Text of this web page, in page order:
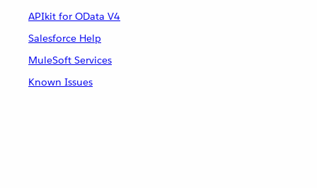
APIkit for OData V4
Salesforce Help
MuleSoft Services
Known Issues